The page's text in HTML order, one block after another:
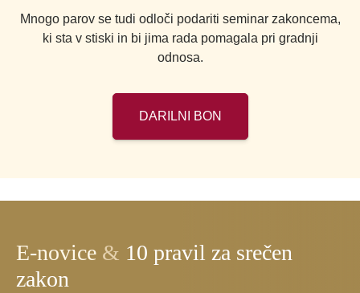
Mnogo parov se tudi odloči podariti seminar zakoncema,
ki sta v stiski in bi jima rada pomagala pri gradnji
odnosa.
DARILNI BON
E-novice & 10 pravil za srečen
zakon